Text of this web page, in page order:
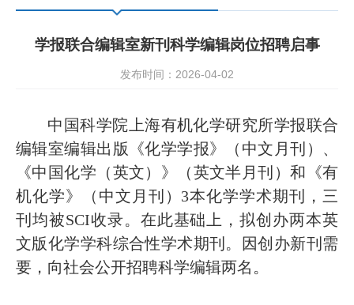
学报联合编辑室新刊科学编辑岗位招聘启事
发布时间：2026-04-02
中国科学院上海有机化学研究所学报联合
编辑室编辑出版《化学学报》（中文月刊）、
《中国化学（英文）》（英文半月刊）和《有
机化学》（中文月刊）3本化学学术期刊，三
刊均被SCI收录。在此基础上，拟创办两本英
文版化学学科综合性学术期刊。因创办新刊需
要，向社会公开招聘科学编辑两名。